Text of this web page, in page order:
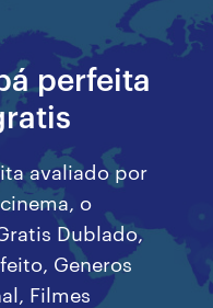
perfeita
avaliado por
o
Dublado,
Generos
Filmes